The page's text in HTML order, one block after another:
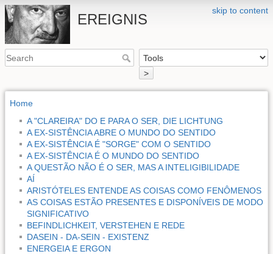
skip to content
EREIGNIS
>
Home
A "CLAREIRA" DO E PARA O SER, DIE LICHTUNG
A EX-SISTÊNCIA ABRE O MUNDO DO SENTIDO
A EX-SISTÊNCIA É "SORGE" COM O SENTIDO
A EX-SISTÊNCIA É O MUNDO DO SENTIDO
A QUESTÃO NÃO É O SER, MAS A INTELIGIBILIDADE
AÍ
ARISTÓTELES ENTENDE AS COISAS COMO FENÔMENOS
AS COISAS ESTÃO PRESENTES E DISPONÍVEIS DE MODO
SIGNIFICATIVO
BEFINDLICHKEIT, VERSTEHEN E REDE
DASEIN - DA-SEIN - EXISTENZ
ENERGEIA E ERGON